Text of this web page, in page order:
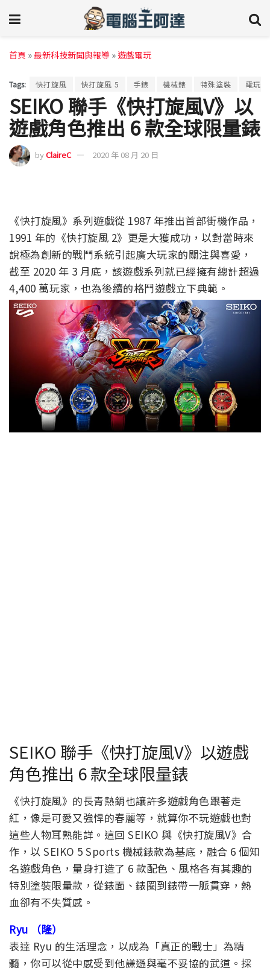
首頁 »最新科技新聞與報導 »遊戲電玩
Tags: 快打旋風 快打旋風 5 手錶 機械錶 特殊塗裝 電玩
SEIKO 聯手《快打旋風V》以
遊戲角色推出 6 款全球限量錶
byClaireC 2020 年 08 月 20 日
《快打旋風》系列遊戲從 1987 年推出首部街機作品，
1991 年的《快打旋風 2》更是大獲成功，以對當時來
說極為創新的戰鬥系統引起廣大玩家的關注與喜愛，
截至 2020 年 3 月底，該遊戲系列就已經擁有總計超過
4,400 萬玩家，也為後續的格鬥遊戲立下典範。
SEIKO 聯手《快打旋風V》以遊戲
角色推出 6 款全球限量錶
《快打旋風》的長青熱銷也讓許多遊戲角色跟著走
紅，像是可愛又強悍的春麗等，就算你不玩遊戲也對
這些人物耳熟能詳。這回 SEIKO 與《快打旋風V》合
作，以 SEIKO 5 Sports 機械錶款為基底，融合 6 個知
名遊戲角色，量身打造了 6 款配色、風格各有其趣的
特別塗裝限量款，從錶面、錶圈到錶帶一脈貫穿，熱
血卻有不失質感。
Ryu （隆）
表達 Ryu 的生活理念，以成為「真正的戰士」為精
髓，你可以從中感受到他謙遜與毫不妥協的武道。採